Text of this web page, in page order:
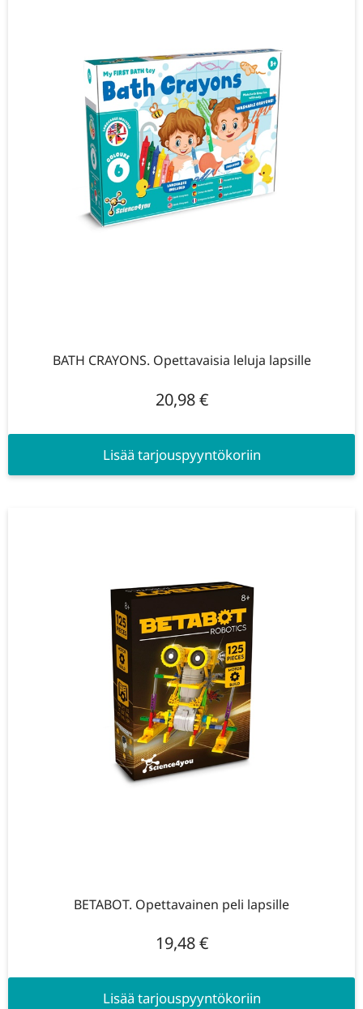
BATH CRAYONS. Opettavaisia ​​leluja lapsille
20,98€
Lisää tarjouspyyntökoriin
BETABOT. Opettavainen peli lapsille
19,48€
Lisää tarjouspyyntökoriin